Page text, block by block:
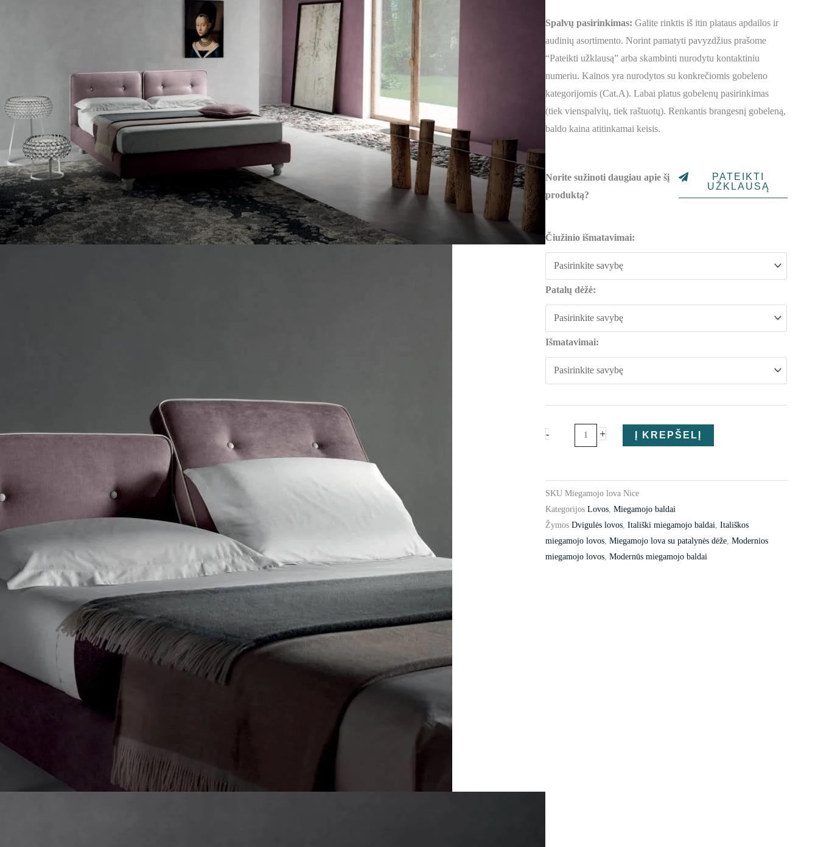
Spalvų pasirinkimas: Galite rinktis iš itin plataus apdailos ir
audinių asortimento. Norint pamatyti pavyzdžius prašome
“Pateikti užklausą” arba skambinti nurodytu kontaktiniu
numeriu. Kainos yra nurodytos su konkrečiomis gobeleno
kategorijomis (Cat.A). Labai platus gobelenų pasirinkimas
(tiek vienspalvių, tiek raštuotų). Renkantis brangesnį gobeleną,
baldo kaina atitinkamai keisis.
Norite sužinoti daugiau apie šį
produktą?
PATEIKTI
UŽKLAUSĄ
Čiužinio išmatavimai:
Patalų dėžė:
Išmatavimai:
-
kiekis:
Miegamojo
Nice
+ Į KREPŠELĮ
SKU Miegamojo lova Nice
Kategorijos Lovos, Miegamojo baldai
Žymos Dvigulės lovos, Itališki miegamojo baldai Itališkos
miegamojo lovos, Miegamojo lova su patalynės dėže, Modernios
miegamojo lovos, Modernūs miegamojo baldai